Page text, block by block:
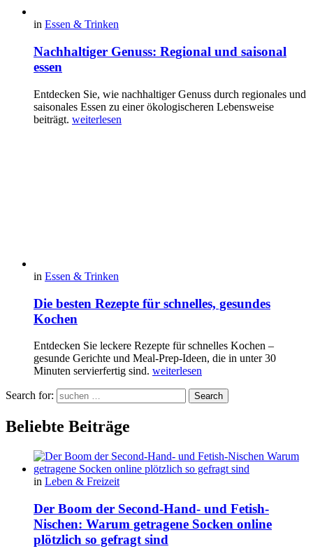
in Essen & Trinken
Nachhaltiger Genuss: Regional und saisonal
essen
Entdecken Sie, wie nachhaltiger Genuss durch regionales und
saisonales Essen zu einer ökologischeren Lebensweise
beiträgt. weiterlesen
in Essen & Trinken
Die besten Rezepte für schnelles, gesundes
Kochen
Entdecken Sie leckere Rezepte für schnelles Kochen –
gesunde Gerichte und Meal-Prep-Ideen, die in unter 30
Minuten servierfertig sind. weiterlesen
Search for: Search
Beliebte Beiträge
in Leben & Freizeit
Der Boom der Second-Hand- und Fetish-
Nischen: Warum getragene Socken online
plötzlich so gefragt sind